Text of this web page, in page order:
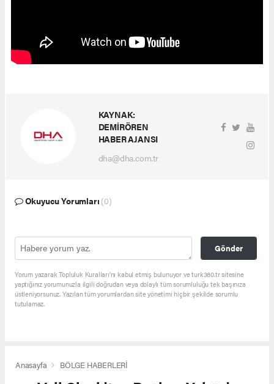
KAYNAK:
DEMİRÖREN
HABER AJANSI
dha@dha.com.tr
Okuyucu Yorumları (0)
Gönder
Yorum yazarak Topluluk Kuralları’nı kabul etmiş bulunuyor ve turk360.tr sitesine
yaptığınız yorumunuzla ilgili doğrudan veya dolaylı tüm sorumluluğu tek başınıza
üstleniyorsunuz. Yazılan tüm yorumlardan site yönetimi hiçbir şekilde sorumlu
tutulamaz.
Anasayfa BÖLGE HABERLERİ